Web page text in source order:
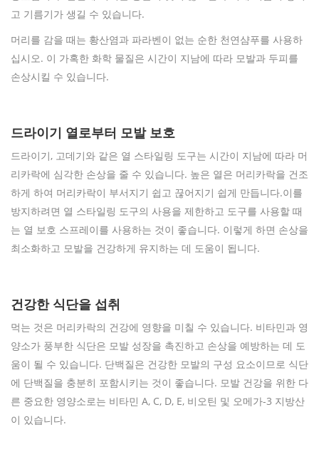
고 기름기가 생길 수 있습니다.
머리를 감을 때는 황산염과 파라벤이 없는 순한 천연샴푸를 사용하
십시오. 이 가혹한 화학 물질은 시간이 지남에 따라 모발과 두피를
손상시킬 수 있습니다.
드라이기 열로부터 모발 보호
드라이기, 고데기와 같은 열 스타일링 도구는 시간이 지남에 따라 머
리카락에 심각한 손상을 줄 수 있습니다. 높은 열은 머리카락을 건조
하게 하여 머리카락이 부서지기 쉽고 끊어지기 쉽게 만듭니다.이를
방지하려면 열 스타일링 도구의 사용을 제한하고 도구를 사용할 때
는 열 보호 스프레이를 사용하는 것이 좋습니다. 이렇게 하면 손상을
최소화하고 모발을 건강하게 유지하는 데 도움이 됩니다.
건강한 식단을 섭취
먹는 것은 머리카락의 건강에 영향을 미칠 수 있습니다. 비타민과 영
양소가 풍부한 식단은 모발 성장을 촉진하고 손상을 예방하는 데 도
움이 될 수 있습니다. 단백질은 건강한 모발의 구성 요소이므로 식단
에 단백질을 충분히 포함시키는 것이 좋습니다. 모발 건강을 위한 다
른 중요한 영양소로는 비타민 A, C, D, E, 비오틴 및 오메가-3 지방산
이 있습니다.